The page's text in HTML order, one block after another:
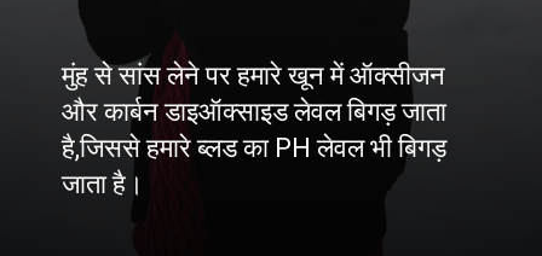
मुंह से सांस लेने पर हमारे खून में ऑक्सीजन
और कार्बन डाइऑक्साइड लेवल बिगड़ जाता
है,जिससे हमारे ब्लड का PH लेवल भी बिगड़
जाता है।